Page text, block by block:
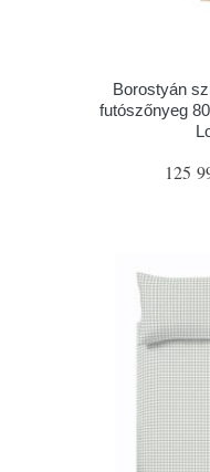
Borostyán
futószőnyeg
125